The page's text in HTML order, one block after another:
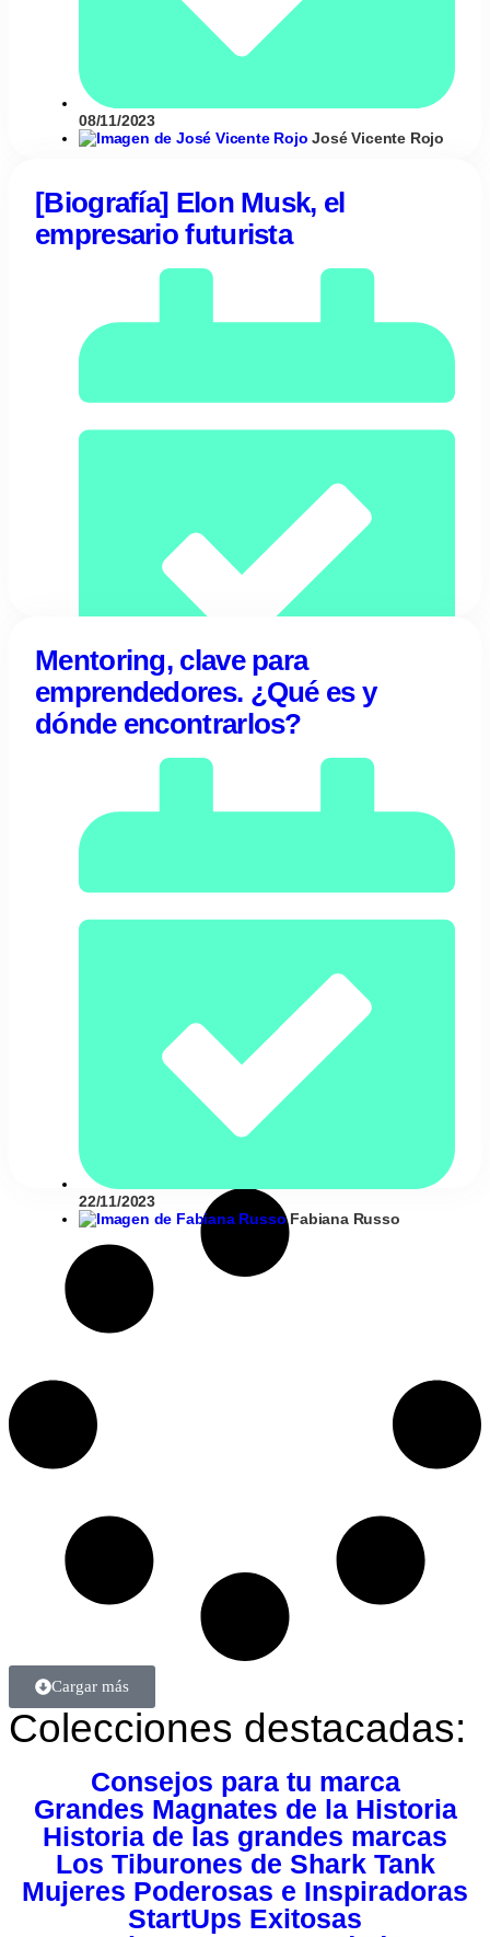
08/11/2023
José Vicente Rojo
[Biografía] Elon Musk, el
empresario futurista
20/07/2023
Tentulogo
Mentoring, clave para
emprendedores. ¿Qué es y
dónde encontrarlos?
22/11/2023
Fabiana Russo
Cargar más
Colecciones destacadas:
Consejos para tu marca
Grandes Magnates de la Historia
Historia de las grandes marcas
Los Tiburones de Shark Tank
Mujeres Poderosas e Inspiradoras
StartUps Exitosas